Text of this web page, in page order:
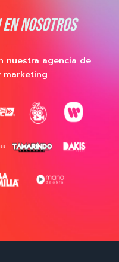
NOSOTROS
nuestra agencia de
marketing